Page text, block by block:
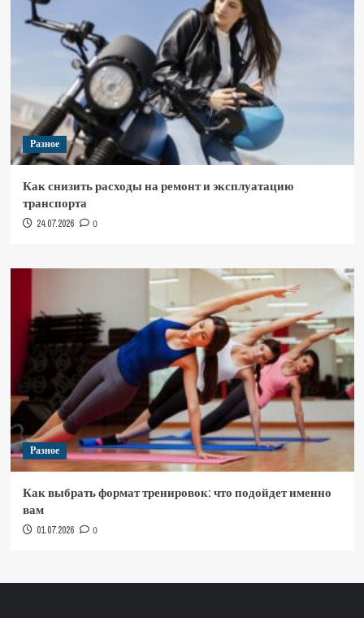
Разное
Как снизить расходы на ремонт и эксплуатацию
транспорта
24.07.2026 0
Разное
Как выбрать формат тренировок: что подойдет именно
вам
01.07.2026 0